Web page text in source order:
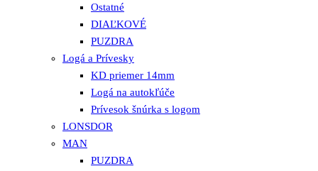
Ostatné
DIAĽKOVÉ
PUZDRA
Logá a Prívesky
KD priemer 14mm
Logá na autokľúče
Prívesok šnúrka s logom
LONSDOR
MAN
PUZDRA